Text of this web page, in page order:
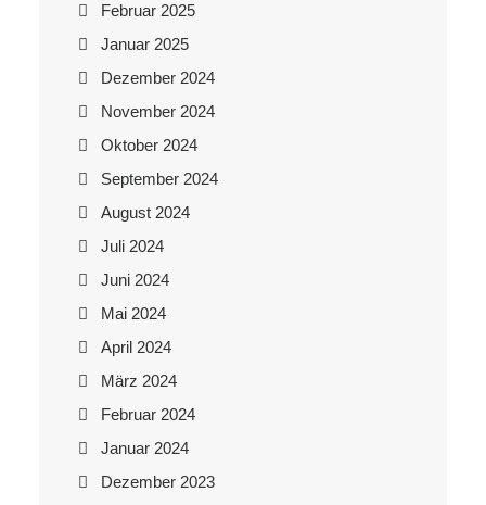
Februar 2025
Januar 2025
Dezember 2024
November 2024
Oktober 2024
September 2024
August 2024
Juli 2024
Juni 2024
Mai 2024
April 2024
März 2024
Februar 2024
Januar 2024
Dezember 2023